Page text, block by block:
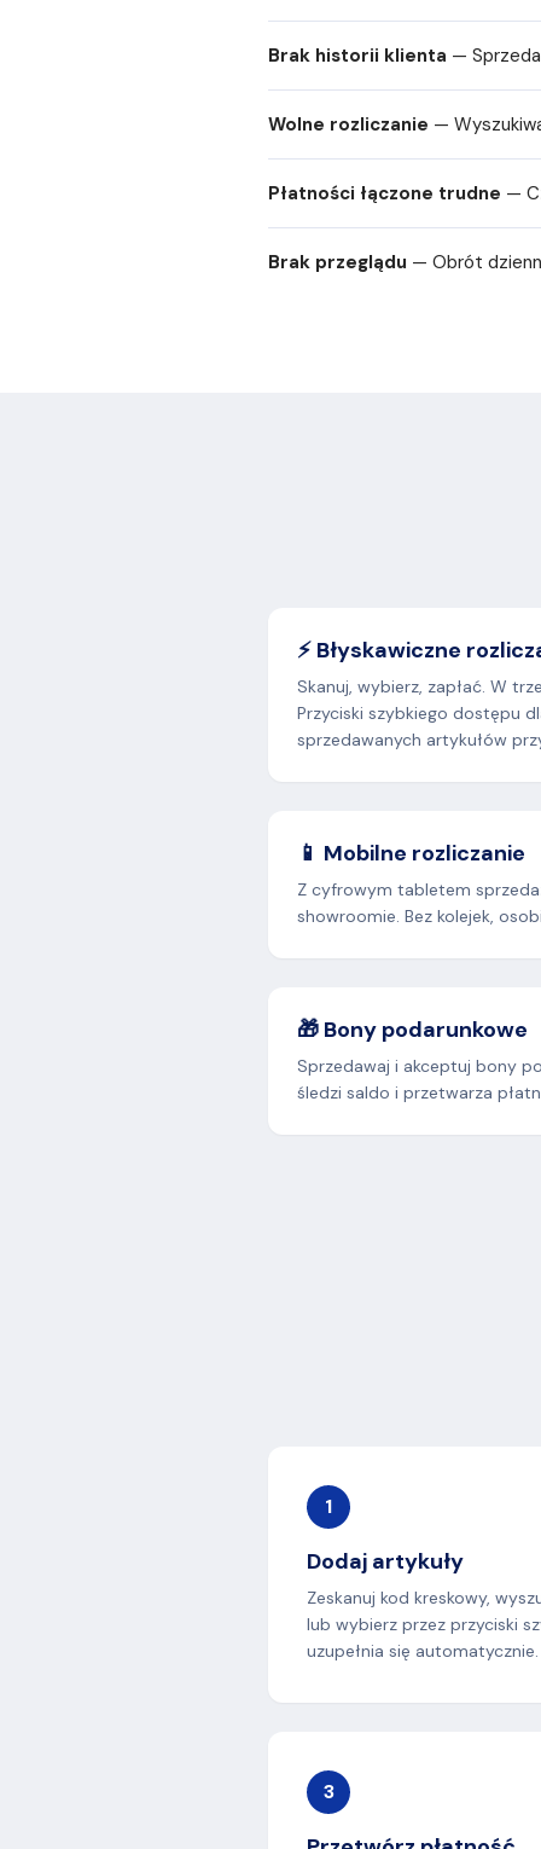
Brak historii klienta —
Wolne rozliczanie —
Płatności łączone trudne —
Brak przeglądu — Obrót
⚡ Błyskawiczne
Skanuj, wybierz, zapłać. W
Przyciski szybkiego dostępu
sprzedawanych artykułów
📱 Mobilne rozliczanie
Z cyfrowym tabletem
showroomie. Bez kolejek,
🎁 Bony podarunkowe
Sprzedawaj i akceptuj bony
śledzi saldo i przetwarza
1
Dodaj artykuły
Zeskanuj kod kreskowy,
lub wybierz przez przyciski
uzupełnia się automatycznie.
3